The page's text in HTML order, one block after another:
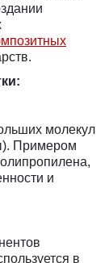
молекул
Примером
и
в